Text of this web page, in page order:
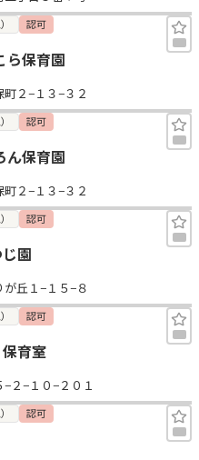
認可
ら保育園
２−１３−３２
認可
ん保育園
２−１３−３２
認可
園
丘１−１５−８
認可
育室
２−１０−２０１
認可